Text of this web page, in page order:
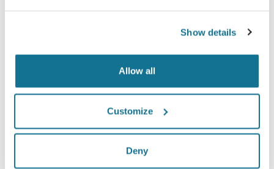
Show details
Allow all
Customize
Deny
kaldıklarını söylediler.*
meme büyütme hastaları arasında çevrimiçi anket yapılmıştır.